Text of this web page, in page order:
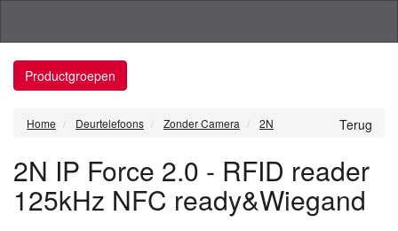
Productgroepen
Terug
Home Deurtelefoons Zonder Camera 2N
2N IP Force 2.0 - RFID reader
125kHz NFC ready&Wiegand